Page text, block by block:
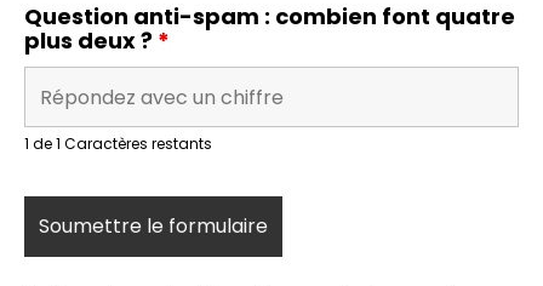
Question anti-spam : combien font quatre
plus deux ? *
1 de 1 Caractères restants